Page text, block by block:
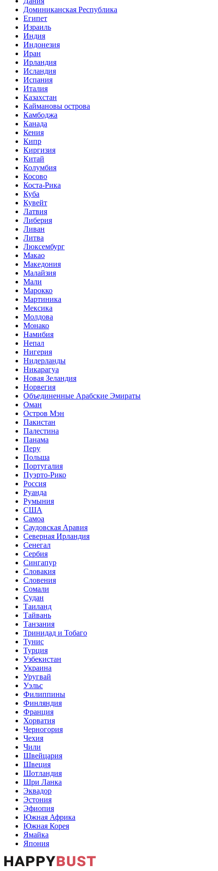
Доминиканская Республика
Египет
Израиль
Индия
Индонезия
Иран
Ирландия
Исландия
Испания
Италия
Казахстан
Каймановы острова
Камбоджа
Канада
Кения
Кипр
Киргизия
Китай
Колумбия
Косово
Коста-Рика
Куба
Кувейт
Латвия
Либерия
Ливан
Литва
Люксембург
Макао
Македония
Малайзия
Мали
Марокко
Мартиника
Мексика
Молдова
Монако
Намибия
Непал
Нигерия
Нидерланды
Никарагуа
Новая Зеландия
Норвегия
Объединенные Арабские Эмираты
Оман
Остров Мэн
Пакистан
Палестина
Панама
Перу
Польша
Португалия
Пуэрто-Рико
Россия
Руанда
Румыния
США
Самоа
Саудовская Аравия
Северная Ирландия
Сенегал
Сербия
Сингапур
Словакия
Словения
Сомали
Судан
Таиланд
Тайвань
Танзания
Тринидад и Тобаго
Тунис
Турция
Узбекистан
Украина
Уругвай
Уэльс
Филиппины
Финляндия
Франция
Хорватия
Черногория
Чехия
Чили
Швейцария
Швеция
Шотландия
Шри Ланка
Эквадор
Эстония
Эфиопия
Южная Африка
Южная Корея
Ямайка
Япония